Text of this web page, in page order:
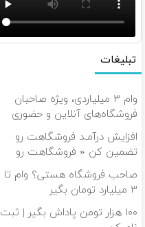
تبلیغات
وام ۳ میلیاردی، ویژه صاحبان
فروشگاه‌های آنلاین و حضوری
افزایش درآمـد فروشگاهت رو
تضمین کن « فروشگاهت رو
ثبت کن »
صاحب فروشگاه هستی؟ وام تا
۳ میلیارد تومان بگیر
۱۰۰ هزار تومن پاداش بگیر | ثبت